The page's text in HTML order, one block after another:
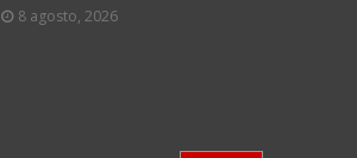
8 agosto, 2026